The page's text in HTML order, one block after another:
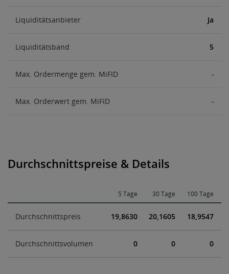
Liquiditätsanbieter Ja
Liquiditätsband 5
Max. Ordermenge gem. MiFID -
Max. Orderwert gem. MiFID -
Durchschnittspreise & Details
5 Tage 30 Tage 100 Tage
Durchschnittspreis 19,8630 20,1605 18,9547
Durchschnittsvolumen 0 0 0